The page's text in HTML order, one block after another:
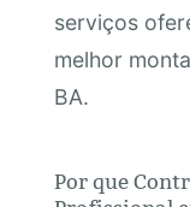
serviços
melhor
BA.
Por que